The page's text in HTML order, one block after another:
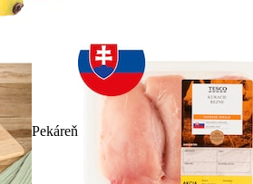
Pekáreň